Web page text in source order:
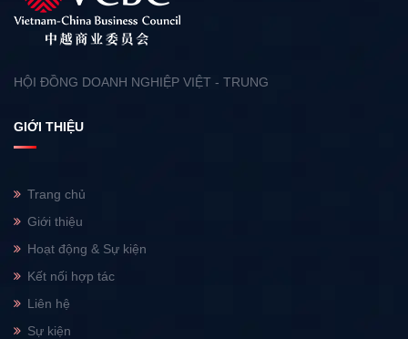
HỘI ĐỒNG DOANH NGHIỆP VIỆT - TRUNG
GIỚI THIỆU
Trang chủ
Giới thiệu
Hoạt động & Sự kiện
Kết nối hợp tác
Liên hệ
Sự kiện